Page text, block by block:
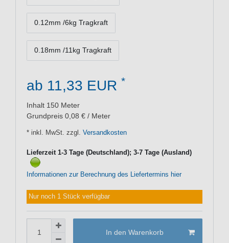
0.12mm /6kg Tragkraft
0.18mm /11kg Tragkraft
ab 11,33 EUR *
Inhalt 150 Meter
Grundpreis 0,08 € / Meter
* inkl. MwSt. zzgl. Versandkosten
Lieferzeit 1-3 Tage (Deutschland); 3-7 Tage (Ausland)
Informationen zur Berechnung des Liefertermins hier
Nur noch 1 Stück verfügbar
In den Warenkorb